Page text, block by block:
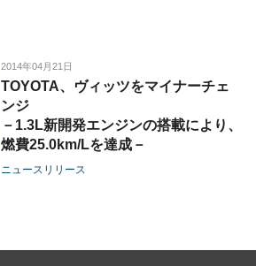
2014年04月21日
TOYOTA、ヴィッツをマイナーチェ
ンジ
－1.3L新開発エンジンの搭載により、
燃費25.0km/Lを達成－
ニュースリリース